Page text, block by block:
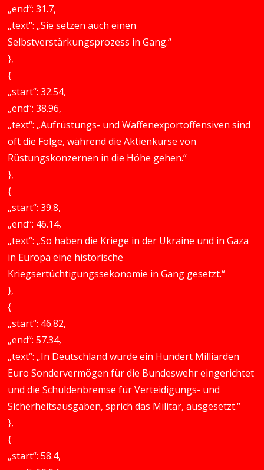
„end“: 31.7,
„text“: „Sie setzen auch einen
Selbstverstärkungsprozess in Gang.“
},
{
„start“: 32.54,
„end“: 38.96,
„text“: „Aufrüstungs- und Waffenexportoffensiven sind
oft die Folge, während die Aktienkurse von
Rüstungskonzernen in die Höhe gehen.“
},
{
„start“: 39.8,
„end“: 46.14,
„text“: „So haben die Kriege in der Ukraine und in Gaza
in Europa eine historische
Kriegsertüchtigungssekonomie in Gang gesetzt.“
},
{
„start“: 46.82,
„end“: 57.34,
„text“: „In Deutschland wurde ein Hundert Milliarden
Euro Sondervermögen für die Bundeswehr eingerichtet
und die Schuldenbremse für Verteidigungs- und
Sicherheitsausgaben, sprich das Militär, ausgesetzt.“
},
{
„start“: 58.4,